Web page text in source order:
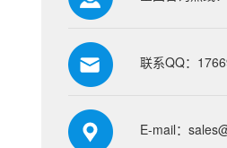
联系QQ：
E-mail：